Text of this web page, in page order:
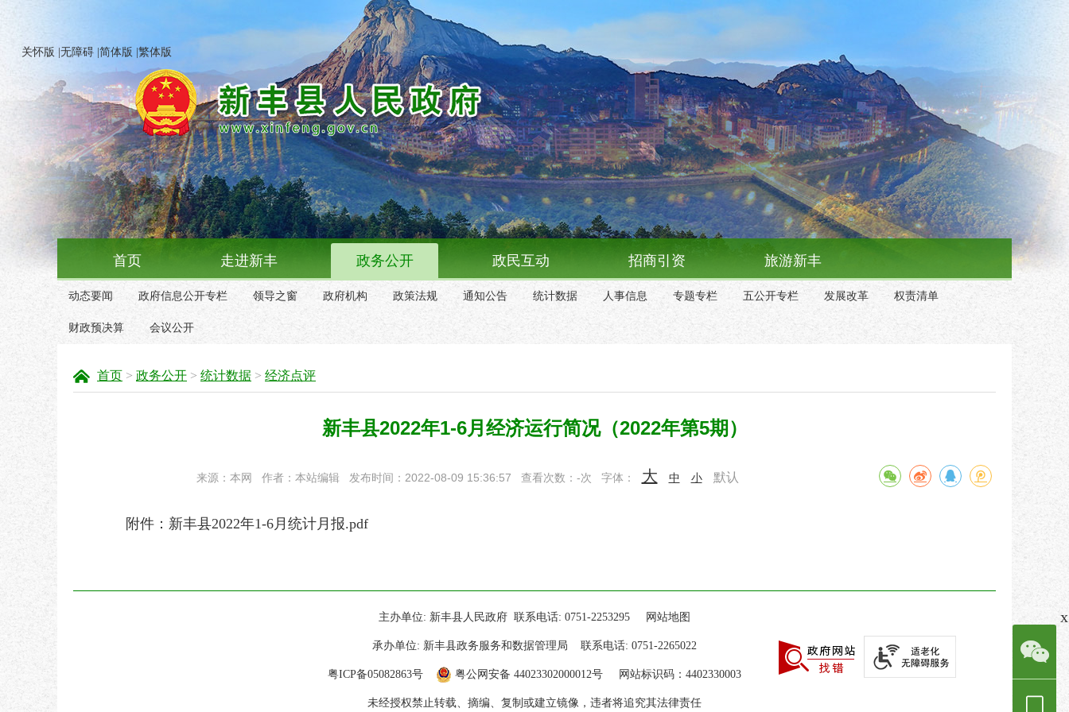
关怀版 无障碍 简体版 繁体版
首页 走进新丰 政务公开 政民互动 招商引资 旅游新丰
动态要闻 政府信息公开专栏 领导之窗 政府机构 政策法规 通知公告 统计数据 人事信息 专题专栏 五公开专栏 发展改革 权责清单
财政预决算 会议公开
首页 > 政务公开 > 统计数据 > 经济点评
新丰县2022年1-6月经济运行简况（2022年第5期）
来源：本网 作者：本站编辑 发布时间：2022-08-09 15:36:57 查看次数： -次 字体： 大 中 小 默认
附件： 新丰县2022年1-6月统计月报.pdf
主办单位: 新丰县人民政府 联系电话: 0751-2253295 网站地图
承办单位: 新丰县政务服务和数据管理局 联系电话: 0751-2265022
粤ICP备05082863号 粤公网安备 44023302000012号 网站标识码：4402330003
未经授权禁止转载、摘编、复制或建立镜像，违者将追究其法律责任
x